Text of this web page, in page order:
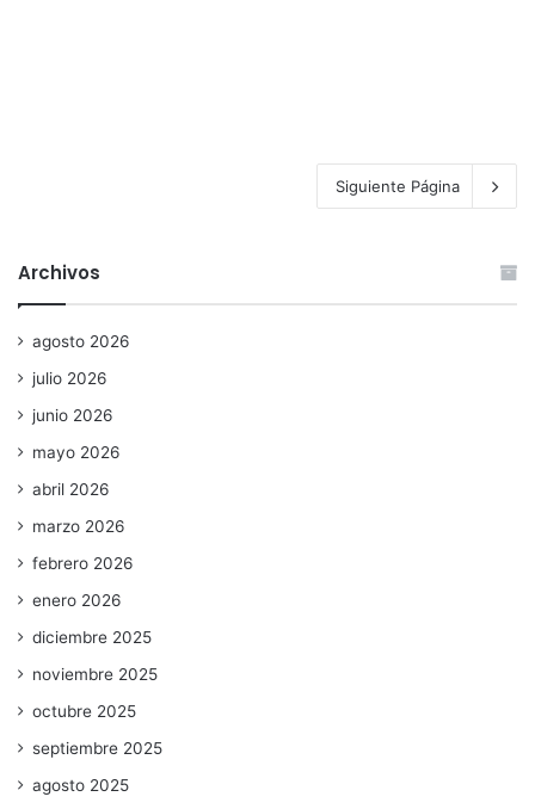
Siguiente Página
Archivos
agosto 2026
julio 2026
junio 2026
mayo 2026
abril 2026
marzo 2026
febrero 2026
enero 2026
diciembre 2025
noviembre 2025
octubre 2025
septiembre 2025
agosto 2025